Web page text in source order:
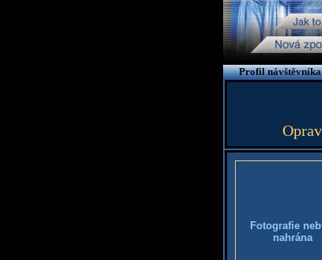
Profil návštěvníka
Fotografie
nahrána